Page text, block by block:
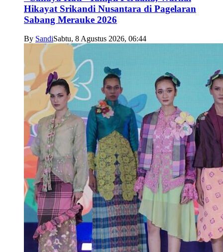
Hikayat Srikandi Nusantara di Pagelaran
Sabang Merauke 2026
By SandiSabtu, 8 Agustus 2026, 06:44